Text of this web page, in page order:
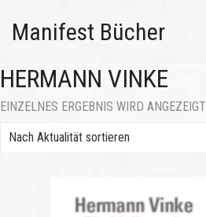
Manifest Bücher
HERMANN VINKE
EINZELNES ERGEBNIS WIRD ANGEZEIGT
Nach Aktualität sortieren